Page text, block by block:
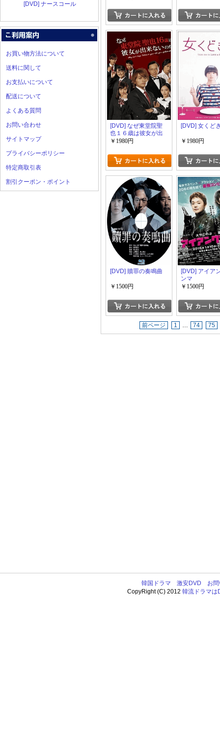
[DVD] ナースコール
お買い物方法について
送料に関して
お支払いについて
配送について
よくある質問
お問い合わせ
サイトマップ
プライバシーポリシー
特定商取引表
割引クーポン・ポイント
[DVD] なぜ東堂院聖
也１６歳は彼女が出
来ないのか？
￥1980円
[DVD] 女くど
￥1980円
[DVD] 贖罪の奏鳴曲
￥1500円
[DVD] アイア
ンマ
￥1500円
前ページ 1 … 74 75
韓国ドラマ 激安DVD
お
CopyRight (C) 2012韓流ドラマは